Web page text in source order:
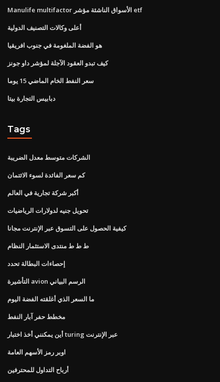
Manulife multifactor الأسواق الناشئة مؤشر etf
أعلى وكالات التصنيف الدولية
هو الفضة الملغومة في جنوب افريقيا
كيف تبدو العقود الآجلة لمؤشر داو جونز
سعر النفط الخام الماضي 15 يوما
دبابيس التجارة بيتا
Tags
الشركات متوسط ​​معدل الضريبة
كم سعر الفائدة لسوء الائتمان
أكبر شركة تجارية في العالم
تحويل جنيه لدولارات الرياضيات
كيفية الحصول على التسوق عبر الإنترنت مجانا
ط ط ط منتدى الاستثمار النظام
إحصاءات البطالة تحدد
التأشيرة avion الرسم البياني
ما السعر الذي أغلقته الفضة اليوم
مخطط حفر آبار النفط
أين يمكنني أخذ اختبار turing عبر الإنترنت
اوبر رمز الأسهم العامة
أرباح التداول للمحترفين